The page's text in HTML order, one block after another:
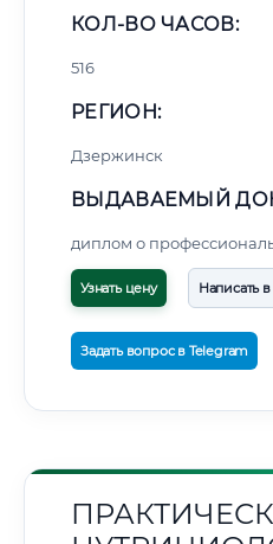
КОЛ-ВО ЧАСОВ:
516
РЕГИОН:
Дзержинск
ВЫДАВАЕМЫЙ
диплом о
Узнать цену Написать
Задать вопрос в Telegram